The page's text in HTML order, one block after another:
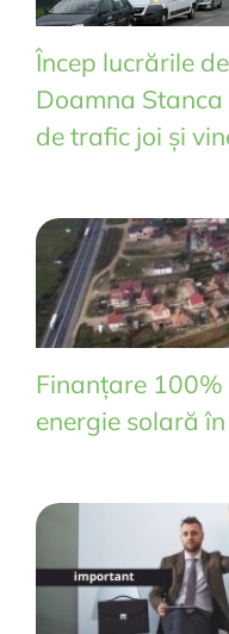
Încep lucrările
Doamna
de trafic joi și
Finanțare
energie solară